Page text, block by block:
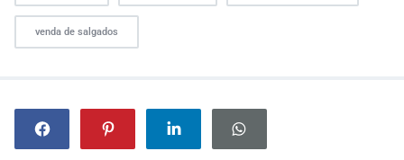
venda de salgados